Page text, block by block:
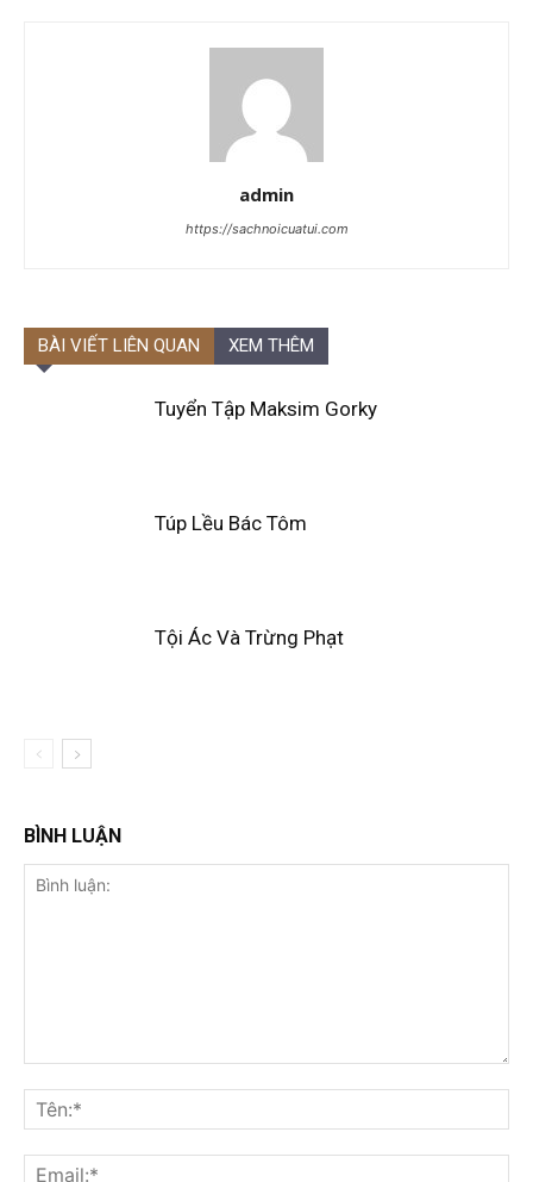
admin
https://sachnoicuatui.com
BÀI VIẾT LIÊN QUAN XEM THÊM
Tuyển Tập Maksim Gorky
Túp Lều Bác Tôm
Tội Ác Và Trừng Phạt
BÌNH LUẬN